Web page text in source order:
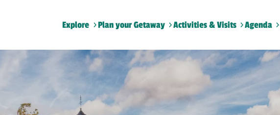
Explore Plan your Getaway Activities & Visits Agenda